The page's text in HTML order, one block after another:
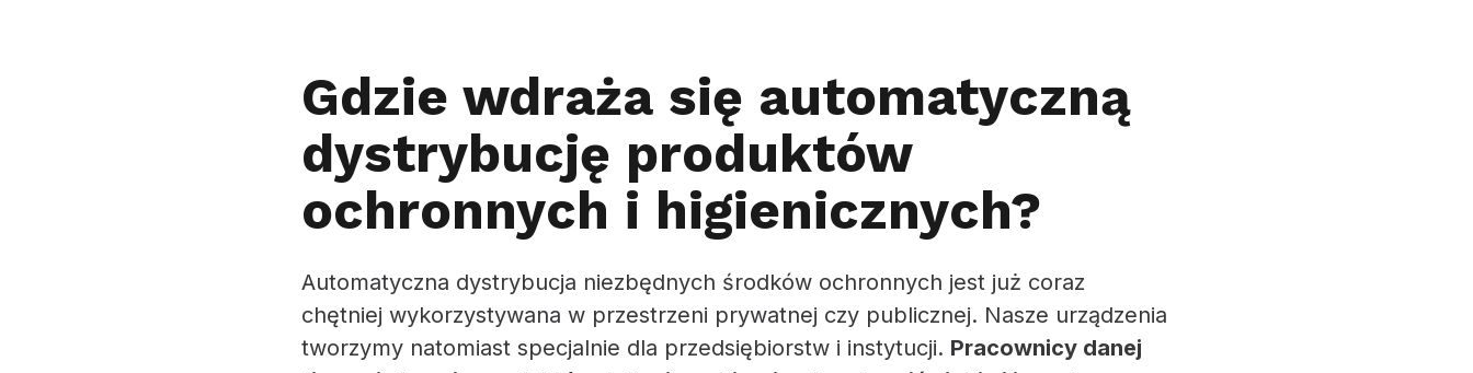
Gdzie wdraża się automatyczną
dystrybucję produktów
ochronnych i higienicznych?
Automatyczna dystrybucja niezbędnych środków ochronnych jest już coraz
chętniej wykorzystywana w przestrzeni prywatnej czy publicznej. Nasze urządzenia
tworzymy natomiast specjalnie dla przedsiębiorstw i instytucji. Pracownicy danej